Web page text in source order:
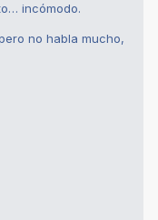
incómodo.
no habla mucho,